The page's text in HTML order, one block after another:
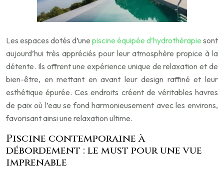
Les espaces dotés d’une piscine équipée d’hydrothérapie sont
aujourd’hui très appréciés pour leur atmosphère propice à la
détente. Ils offrent une expérience unique de relaxation et de
bien-être, en mettant en avant leur design raffiné et leur
esthétique épurée. Ces endroits créent de véritables havres
de paix où l’eau se fond harmonieusement avec les environs,
favorisant ainsi une relaxation ultime.
Piscine contemporaine à
débordement : le must pour une vue
imprenable